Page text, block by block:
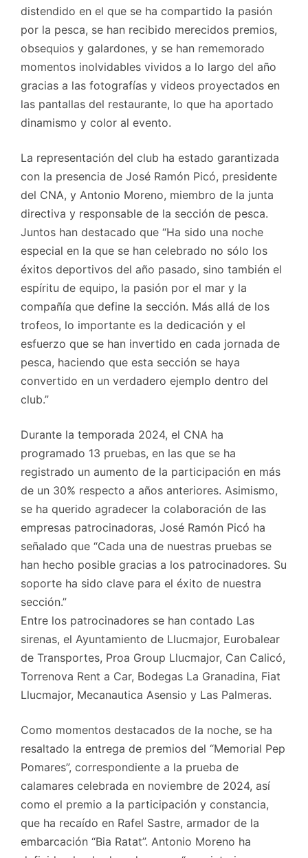
distendido en el que se ha compartido la pasión
por la pesca, se han recibido merecidos premios,
obsequios y galardones, y se han rememorado
momentos inolvidables vividos a lo largo del año
gracias a las fotografías y videos proyectados en
las pantallas del restaurante, lo que ha aportado
dinamismo y color al evento.
La representación del club ha estado garantizada
con la presencia de José Ramón Picó, presidente
del CNA, y Antonio Moreno, miembro de la junta
directiva y responsable de la sección de pesca.
Juntos han destacado que “Ha sido una noche
especial en la que se han celebrado no sólo los
éxitos deportivos del año pasado, sino también el
espíritu de equipo, la pasión por el mar y la
compañía que define la sección. Más allá de los
trofeos, lo importante es la dedicación y el
esfuerzo que se han invertido en cada jornada de
pesca, haciendo que esta sección se haya
convertido en un verdadero ejemplo dentro del
club.”
Durante la temporada 2024, el CNA ha
programado 13 pruebas, en las que se ha
registrado un aumento de la participación en más
de un 30% respecto a años anteriores. Asimismo,
se ha querido agradecer la colaboración de las
empresas patrocinadoras, José Ramón Picó ha
señalado que “Cada una de nuestras pruebas se
han hecho posible gracias a los patrocinadores. Su
soporte ha sido clave para el éxito de nuestra
sección.”
Entre los patrocinadores se han contado Las
sirenas, el Ayuntamiento de Llucmajor, Eurobalear
de Transportes, Proa Group Llucmajor, Can Calicó,
Torrenova Rent a Car, Bodegas La Granadina, Fiat
Llucmajor, Mecanautica Asensio y Las Palmeras.
Como momentos destacados de la noche, se ha
resaltado la entrega de premios del “Memorial Pep
Pomares”, correspondiente a la prueba de
calamares celebrada en noviembre de 2024, así
como el premio a la participación y constancia,
que ha recaído en Rafel Sastre, armador de la
embarcación “Bia Ratat”. Antonio Moreno ha